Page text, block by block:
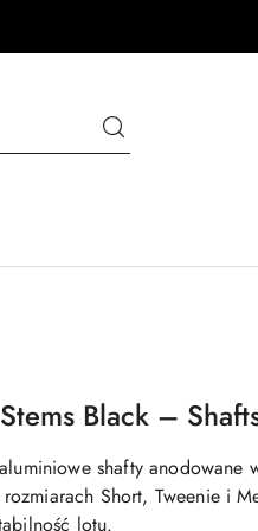
Black –
shafty anodowane
Short, Tweenie i
lotu.